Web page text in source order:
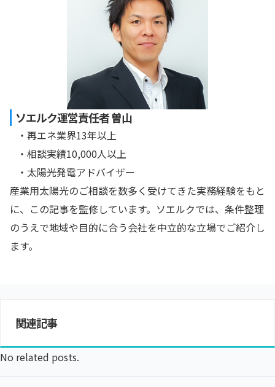
ソエルク運営責任者 曽山
・再エネ業界13年以上
・相談実績10,000人以上
・太陽光発電アドバイザー
産業用太陽光のご相談を数多く受けてきた実務経験をもと
に、この記事を監修しています。ソエルクでは、条件整理
のうえで地域や目的に合う会社を中立的な立場でご紹介し
ます。
関連記事
No related posts.